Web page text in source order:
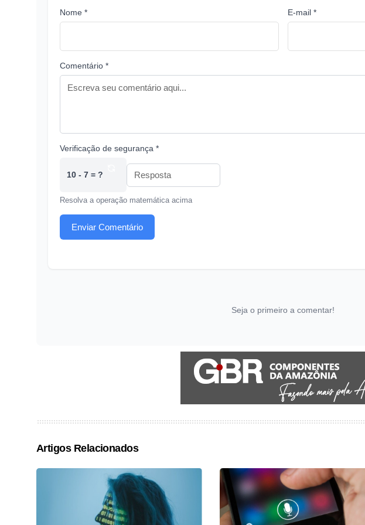
Nome * E-mail *
Comentário *
Verificação de segurança *
10 - 7 = ?
Resolva a operação matemática acima
Enviar Comentário
Seja o primeiro a comentar!
Artigos Relacionados